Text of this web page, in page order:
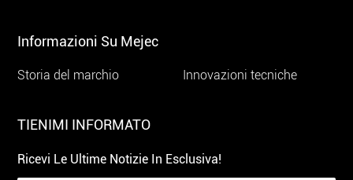
TIENIMI INFORMATO
Ricevi Le Ultime Notizie In Esclusiva!
Informazioni Su Mejec
Storia del marchio Innovazioni tecniche